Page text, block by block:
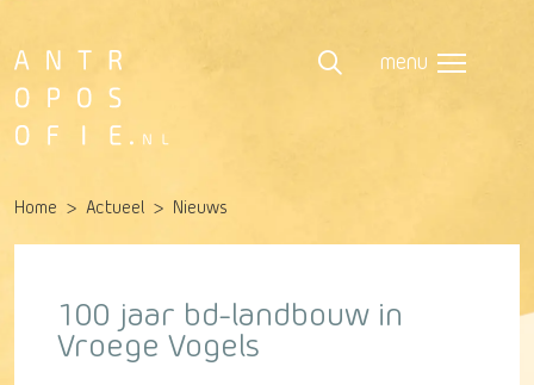
menu
Home Actueel Nieuws
100 jaar bd-landbouw in
Vroege Vogels